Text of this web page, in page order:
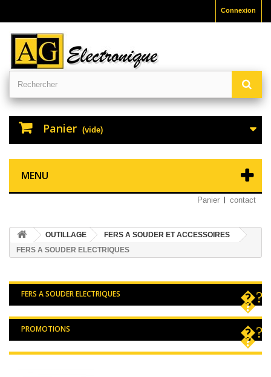
Connexion
Panier (vide)
MENU
Panier contact
OUTILLAGE
FERS A SOUDER ET ACCESSOIRES
FERS A SOUDER ELECTRIQUES
FERS A SOUDER ELECTRIQUES
PROMOTIONS